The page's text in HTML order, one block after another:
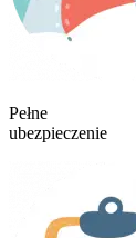
Pełne
ubezpieczenie